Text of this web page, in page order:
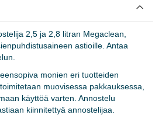
2,5 ja 2,8 litran Megaclean,
astioille. Antaa
monien eri tuotteiden
muovisessa pakkauksessa,
käyttöä varten. Annostelu
kiinnitettyä annostelijaa.